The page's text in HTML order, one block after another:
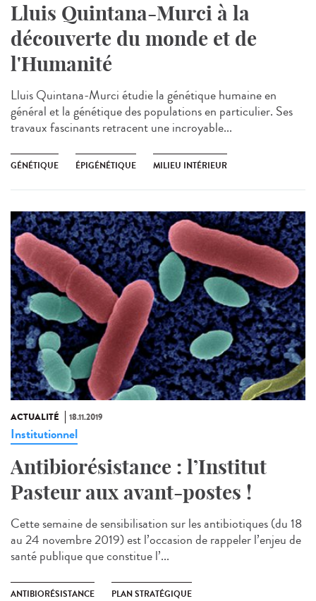
Lluis Quintana-Murci à la
découverte du monde et de
l'Humanité
Lluis Quintana-Murci étudie la génétique humaine en
général et la génétique des populations en particulier. Ses
travaux fascinants retracent une incroyable...
GÉNÉTIQUE ÉPIGÉNÉTIQUE MILIEU INTÉRIEUR
ACTUALITÉ 18.11.2019
Institutionnel
Antibiorésistance : l’Institut
Pasteur aux avant-postes !
Cette semaine de sensibilisation sur les antibiotiques (du 18
au 24 novembre 2019) est l’occasion de rappeler l’enjeu de
santé publique que constitue l’...
ANTIBIORÉSISTANCE PLAN STRATÉGIQUE